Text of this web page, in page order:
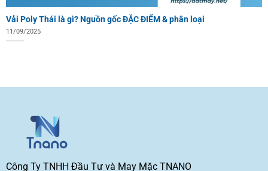
Vải Poly Thái là gì? Nguồn gốc ĐẶC ĐIỂM & phân loại
11/09/2025
Công Ty TNHH Đầu Tư và May Mặc TNANO